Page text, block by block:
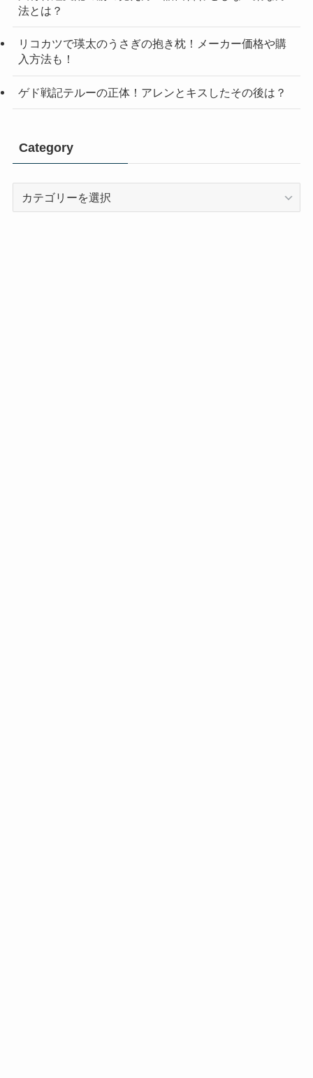
法とは？
リコカツで瑛太のうさぎの抱き枕！メーカー価格や購
入方法も！
ゲド戦記テルーの正体！アレンとキスしたその後は？
Category
Category